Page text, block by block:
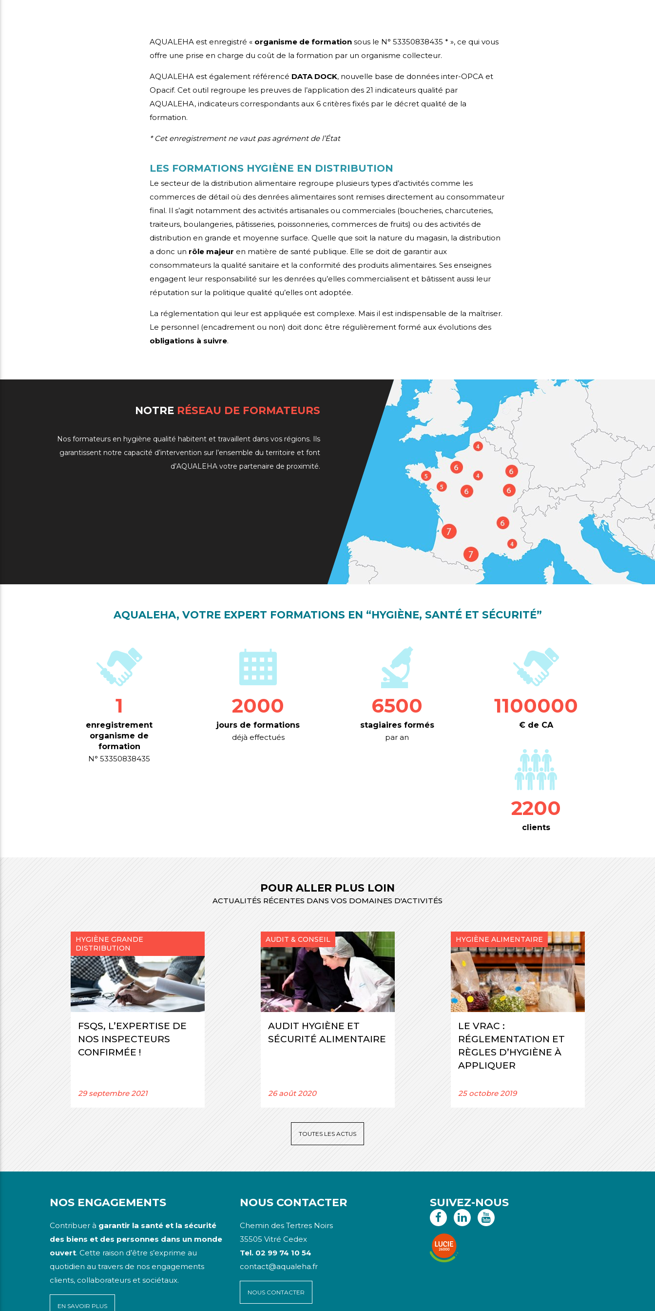
AQUALEHA est enregistré « organisme de formation sous le N° 53350838435 * », ce qui vous
offre une prise en charge du coût de la formation par un organisme collecteur.
AQUALEHA est également référencé DATA DOCK, nouvelle base de données inter-OPCA et
Opacif. Cet outil regroupe les preuves de l’application des 21 indicateurs qualité par
AQUALEHA, indicateurs correspondants aux 6 critères fixés par le décret qualité de la
formation.
* Cet enregistrement ne vaut pas agrément de l’État
LES FORMATIONS HYGIÈNE EN DISTRIBUTION
Le secteur de la distribution alimentaire regroupe plusieurs types d’activités comme les
commerces de détail où des denrées alimentaires sont remises directement au consommateur
final. Il s’agit notamment des activités artisanales ou commerciales (boucheries, charcuteries,
traiteurs, boulangeries, pâtisseries, poissonneries, commerces de fruits) ou des activités de
distribution en grande et moyenne surface. Quelle que soit la nature du magasin, la distribution
a donc un rôle majeur en matière de santé publique. Elle se doit de garantir aux
consommateurs la qualité sanitaire et la conformité des produits alimentaires. Ses enseignes
engagent leur responsabilité sur les denrées qu’elles commercialisent et bâtissent aussi leur
réputation sur la politique qualité qu’elles ont adoptée.
La réglementation qui leur est appliquée est complexe. Mais il est indispensable de la maîtriser.
Le personnel (encadrement ou non) doit donc être régulièrement formé aux évolutions des
obligations à suivre.
NOTRE RÉSEAU DE FORMATEURS
Nos formateurs en hygiène qualité habitent et travaillent dans vos régions. Ils
garantissent notre capacité d’intervention sur l’ensemble du territoire et font
d’AQUALEHA votre partenaire de proximité.
AQUALEHA, VOTRE EXPERT FORMATIONS EN “HYGIÈNE, SANTÉ ET SÉCURITÉ”
1
enregistrement
organisme de
formation
N° 53350838435
2000
jours de formations
déjà effectués
6500
stagiaires formés
par an
1100000
€ de CA
2200
clients
POUR ALLER PLUS LOIN
ACTUALITÉS RÉCENTES DANS VOS DOMAINES D'ACTIVITÉS
HYGIÈNE GRANDE
DISTRIBUTION
FSQS, L’EXPERTISE DE
NOS INSPECTEURS
CONFIRMÉE !
29 septembre 2021
AUDIT & CONSEIL
AUDIT HYGIÈNE ET
SÉCURITÉ ALIMENTAIRE
26 août 2020
HYGIÈNE ALIMENTAIRE
LE VRAC :
RÉGLEMENTATION ET
RÈGLES D’HYGIÈNE À
APPLIQUER
25 octobre 2019
TOUTES LES ACTUS
NOS ENGAGEMENTS
Contribuer à garantir la santé et la sécurité
des biens et des personnes dans un monde
ouvert. Cette raison d’être s’exprime au
quotidien au travers de nos engagements
clients, collaborateurs et sociétaux.
EN SAVOIR PLUS
NOUS CONTACTER
Chemin des Tertres Noirs
35505 Vitré Cedex
Tel. 02 99 74 10 54
contact@aqualeha.fr
NOUS CONTACTER
SUIVEZ-NOUS